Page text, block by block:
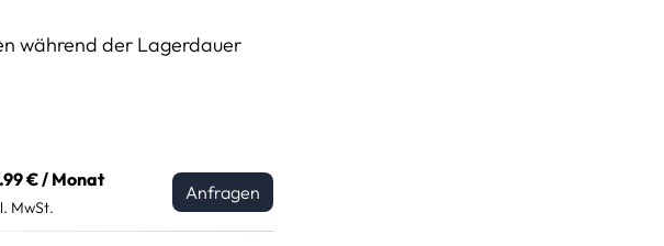
während der Lagerdauer
€ / Monat
MwSt.
Anfragen